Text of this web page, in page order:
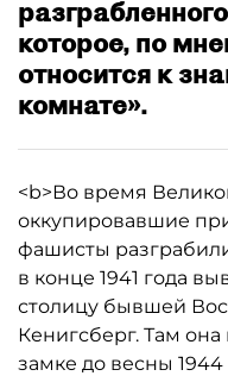
которое, по
относится к
комнате».
<b>Во время
оккупировавшие
фашисты
в конце 1941 года
столицу бывшей
Кенигсберг. Там
замке до весны 1944